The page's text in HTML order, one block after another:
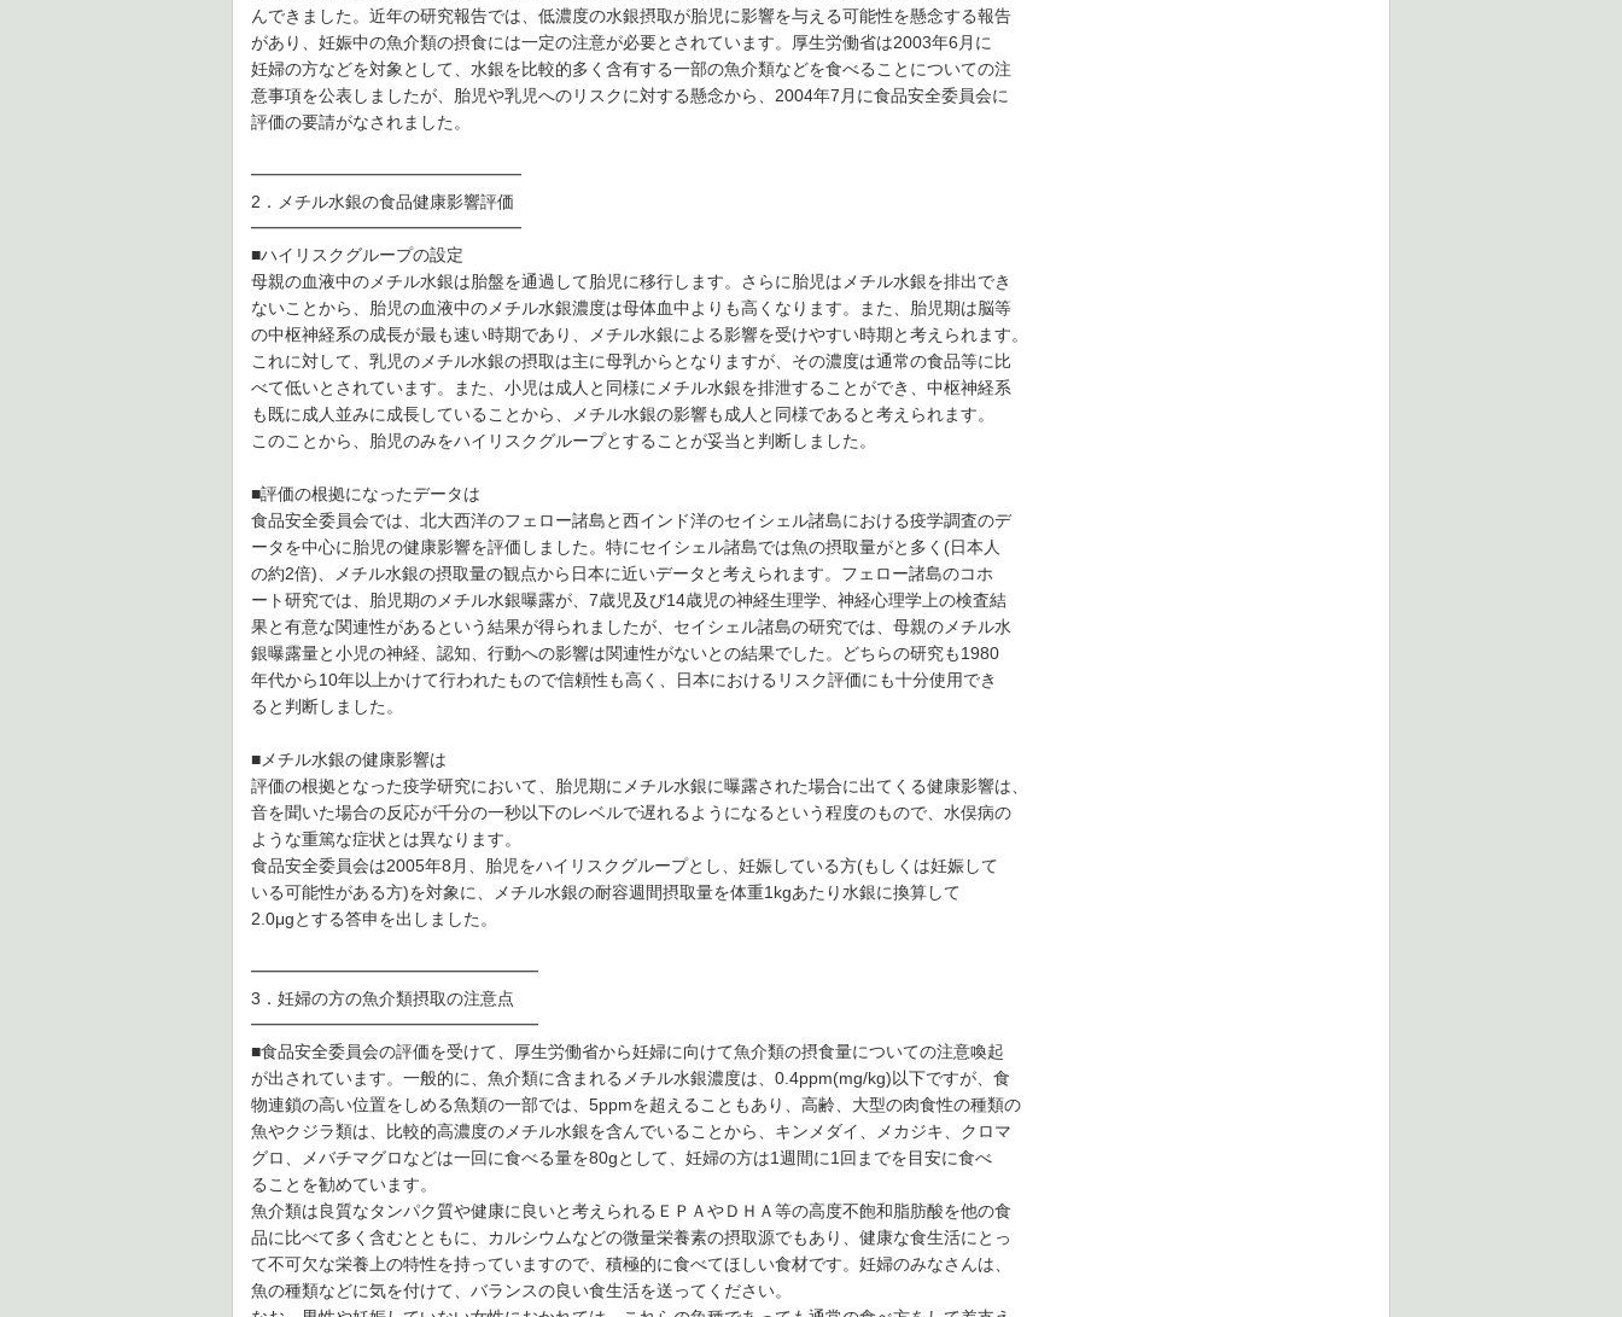
んできました。近年の研究報告では、低濃度の水銀摂取が胎児に影響を与える可能性を懸念する報告
があり、妊娠中の魚介類の摂食には一定の注意が必要とされています。厚生労働省は2003年6月に
妊婦の方などを対象として、水銀を比較的多く含有する一部の魚介類などを食べることについての注
意事項を公表しましたが、胎児や乳児へのリスクに対する懸念から、2004年7月に食品安全委員会に
評価の要請がなされました。
━━━━━━━━━━━━━━━━
2．メチル水銀の食品健康影響評価
━━━━━━━━━━━━━━━━
■ハイリスクグループの設定
母親の血液中のメチル水銀は胎盤を通過して胎児に移行します。さらに胎児はメチル水銀を排出でき
ないことから、胎児の血液中のメチル水銀濃度は母体血中よりも高くなります。また、胎児期は脳等
の中枢神経系の成長が最も速い時期であり、メチル水銀による影響を受けやすい時期と考えられます。
これに対して、乳児のメチル水銀の摂取は主に母乳からとなりますが、その濃度は通常の食品等に比
べて低いとされています。また、小児は成人と同様にメチル水銀を排泄することができ、中枢神経系
も既に成人並みに成長していることから、メチル水銀の影響も成人と同様であると考えられます。
このことから、胎児のみをハイリスクグループとすることが妥当と判断しました。
■評価の根拠になったデータは
食品安全委員会では、北大西洋のフェロー諸島と西インド洋のセイシェル諸島における疫学調査のデ
ータを中心に胎児の健康影響を評価しました。特にセイシェル諸島では魚の摂取量がと多く(日本人
の約2倍)、メチル水銀の摂取量の観点から日本に近いデータと考えられます。フェロー諸島のコホ
ート研究では、胎児期のメチル水銀曝露が、7歳児及び14歳児の神経生理学、神経心理学上の検査結
果と有意な関連性があるという結果が得られましたが、セイシェル諸島の研究では、母親のメチル水
銀曝露量と小児の神経、認知、行動への影響は関連性がないとの結果でした。どちらの研究も1980
年代から10年以上かけて行われたもので信頼性も高く、日本におけるリスク評価にも十分使用でき
ると判断しました。
■メチル水銀の健康影響は
評価の根拠となった疫学研究において、胎児期にメチル水銀に曝露された場合に出てくる健康影響は、
音を聞いた場合の反応が千分の一秒以下のレベルで遅れるようになるという程度のもので、水俣病の
ような重篤な症状とは異なります。
食品安全委員会は2005年8月、胎児をハイリスクグループとし、妊娠している方(もしくは妊娠して
いる可能性がある方)を対象に、メチル水銀の耐容週間摂取量を体重1kgあたり水銀に換算して
2.0μgとする答申を出しました。
━━━━━━━━━━━━━━━━━
3．妊婦の方の魚介類摂取の注意点
━━━━━━━━━━━━━━━━━
■食品安全委員会の評価を受けて、厚生労働省から妊婦に向けて魚介類の摂食量についての注意喚起
が出されています。一般的に、魚介類に含まれるメチル水銀濃度は、0.4ppm(mg/kg)以下ですが、食
物連鎖の高い位置をしめる魚類の一部では、5ppmを超えることもあり、高齢、大型の肉食性の種類の
魚やクジラ類は、比較的高濃度のメチル水銀を含んでいることから、キンメダイ、メカジキ、クロマ
グロ、メバチマグロなどは一回に食べる量を80gとして、妊婦の方は1週間に1回までを目安に食べ
ることを勧めています。
魚介類は良質なタンパク質や健康に良いと考えられるＥＰＡやＤＨＡ等の高度不飽和脂肪酸を他の食
品に比べて多く含むとともに、カルシウムなどの微量栄養素の摂取源でもあり、健康な食生活にとっ
て不可欠な栄養上の特性を持っていますので、積極的に食べてほしい食材です。妊婦のみなさんは、
魚の種類などに気を付けて、バランスの良い食生活を送ってください。